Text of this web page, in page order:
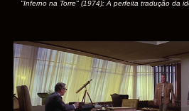
"Inferno na Torre" (1974): A perfeita tradução da